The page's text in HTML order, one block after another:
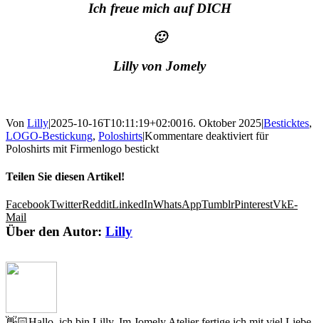
Ich freue mich auf DICH
🙂
Lilly von Jomely
Von Lilly|2025-10-16T10:11:19+02:0016. Oktober 2025|Besticktes,
LOGO-Bestickung, Poloshirts|Kommentare deaktiviert für
Poloshirts mit Firmenlogo bestickt
Teilen Sie diesen Artikel!
FacebookTwitterRedditLinkedInWhatsAppTumblrPinterestVkE-
Mail
Über den Autor: Lilly